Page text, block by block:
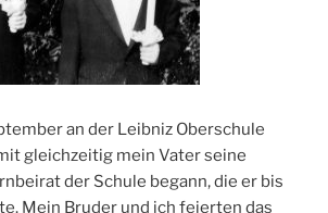
an der Leibniz Oberschule
gleichzeitig mein Vater seine
der Schule begann, die er bis
Mein Bruder und ich feierten das